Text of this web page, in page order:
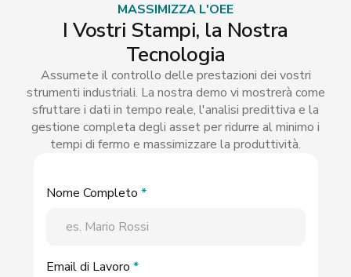
MASSIMIZZA L'OEE
I Vostri Stampi, la Nostra
Tecnologia
Assumete il controllo delle prestazioni dei vostri
strumenti industriali. La nostra demo vi mostrerà come
sfruttare i dati in tempo reale, l'analisi predittiva e la
gestione completa degli asset per ridurre al minimo i
tempi di fermo e massimizzare la produttività.
Nome Completo *
Email di Lavoro *